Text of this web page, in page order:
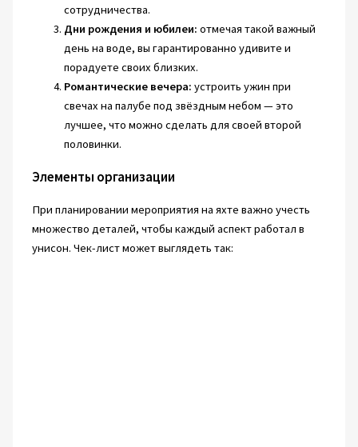
сотрудничества.
Дни рождения и юбилеи: отмечая такой важный
день на воде, вы гарантированно удивите и
порадуете своих близких.
Романтические вечера: устроить ужин при
свечах на палубе под звёздным небом — это
лучшее, что можно сделать для своей второй
половинки.
Элементы организации
При планировании мероприятия на яхте важно учесть
множество деталей, чтобы каждый аспект работал в
унисон. Чек-лист может выглядеть так: